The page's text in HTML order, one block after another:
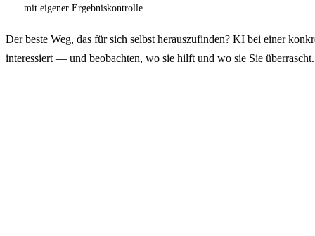
mit eigener Ergebniskontrolle.
Der beste Weg, das für sich selbst herauszufinden? KI bei einer
interessiert — und beobachten, wo sie hilft und wo sie Sie überrascht.